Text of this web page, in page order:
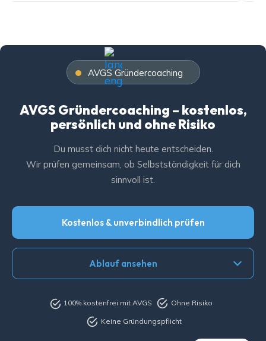
AVGS Gründercoaching
AVGS Gründercoaching – kostenlos,
persönlich und ohne Risiko
Du musst dich nicht heute entscheiden.
Wir prüfen gemeinsam, ob Selbstständigkeit für dich
sinnvoll ist.
Kostenlos & unverbindlich prüfen
Ablauf ansehen
Keine Gründungspflicht
Ohne Risiko
100% kostenfrei mit AVGS